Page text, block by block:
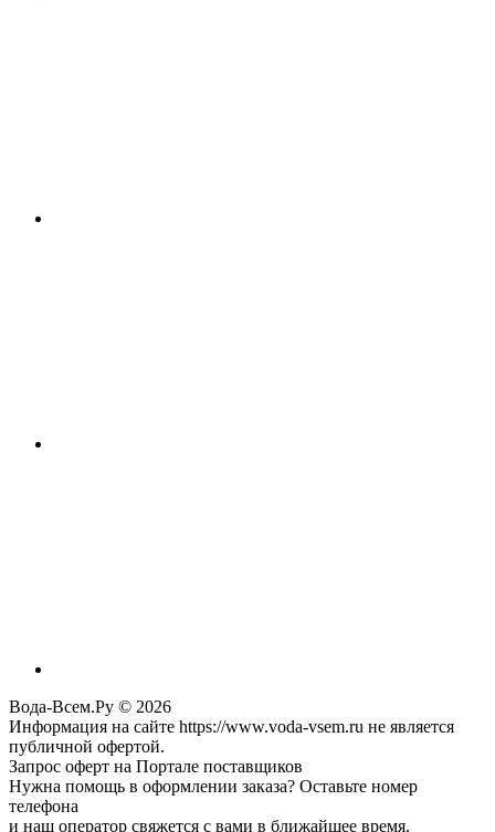
Вода-Всем.Ру © 2026
Информация на сайте https://www.voda-vsem.ru не является
публичной офертой.
Запрос оферт на Портале поставщиков
Нужна помощь в оформлении заказа? Оставьте номер
телефона
и наш оператор свяжется с вами в ближайшее время.